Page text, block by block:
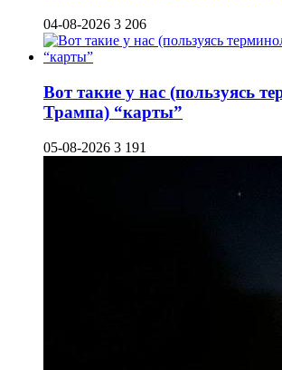
04-08-2026 3 206
Вот такие у нас (пользуясь
Трампа) “карты”
05-08-2026 3 191